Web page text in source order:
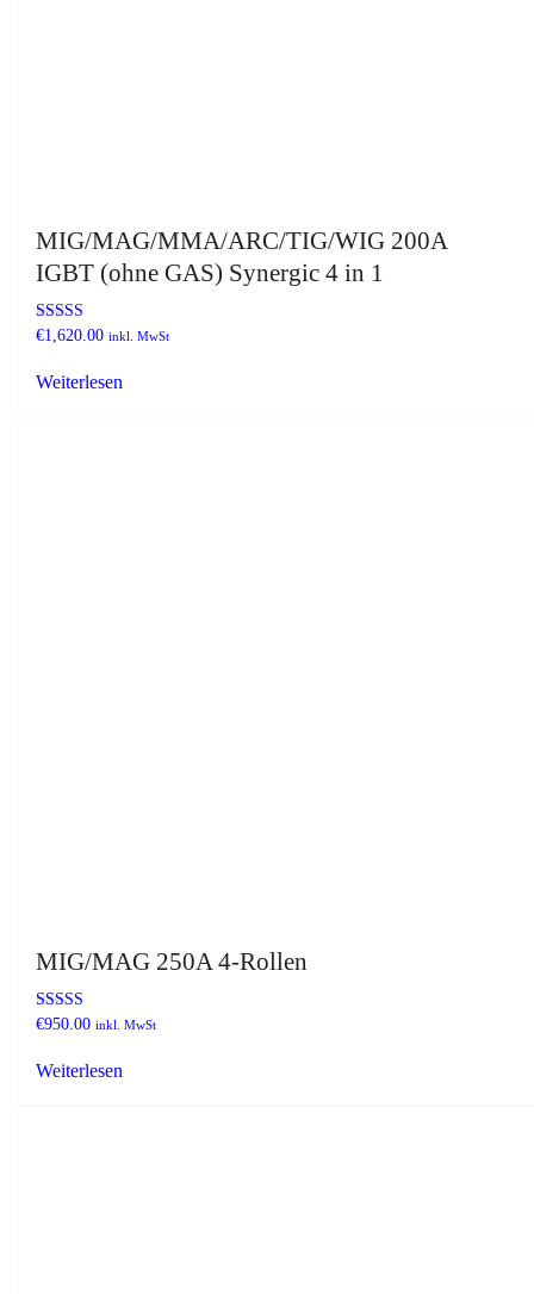
MIG/MAG/MMA/ARC/TIG/WIG 200A
IGBT (ohne GAS) Synergic 4 in 1
Bewertet mit
€1,620.00 inkl. MwSt
Weiterlesen
MIG/MAG 250A 4-Rollen
Bewertet
von 5
€950.00 inkl. MwSt
Weiterlesen